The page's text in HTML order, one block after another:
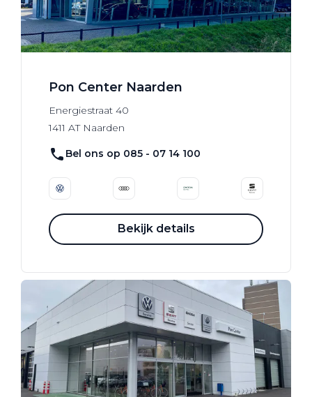
Pon Center Naarden
Energiestraat 40
1411 AT Naarden
Bel ons op 085 - 07 14 100
Bekijk details